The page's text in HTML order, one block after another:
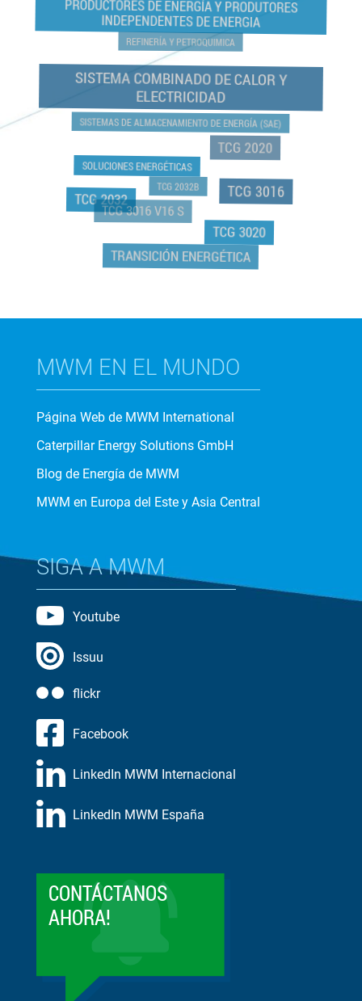
PRODUCTORES DE ENERGÍA Y PRODUTORES
INDEPENDENTES DE ENERGIA
REFINERÍA Y PETROQUIMICA
SISTEMA COMBINADO DE CALOR Y
ELECTRICIDAD
SISTEMAS DE ALMACENAMIENTO DE ENERGÍA (SAE)
SOLUCIONES ENERGÉTICAS
TCG 2020
TCG 2032
TCG 2032B TCG 3016
TCG 3016 V16 S
TCG 3020
TRANSICIÓN ENERGÉTICA
MWM EN EL MUNDO
Página Web de MWM International
Caterpillar Energy Solutions GmbH
Blog de Energía de MWM
MWM en Europa del Este y Asia Central
SIGA A MWM
Youtube
Issuu
flickr
Facebook
LinkedIn MWM Internacional
LinkedIn MWM España
CONTÁCTANOS
AHORA!